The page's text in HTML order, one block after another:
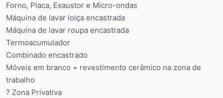
Forno, Placa, Exaustor e Micro-ondas
Máquina de lavar loiça encastrada
Máquina de lavar roupa encastrada
Termoacumulador
Combinado encastrado
Móveis em branco + revestimento cerâmico na zona de
trabalho
?️ Zona Privativa